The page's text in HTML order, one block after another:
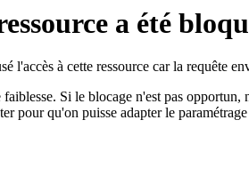
a été
l'accès à cette ressource car la requête
Si le blocage n'est pas
pour qu'on puisse adapter le